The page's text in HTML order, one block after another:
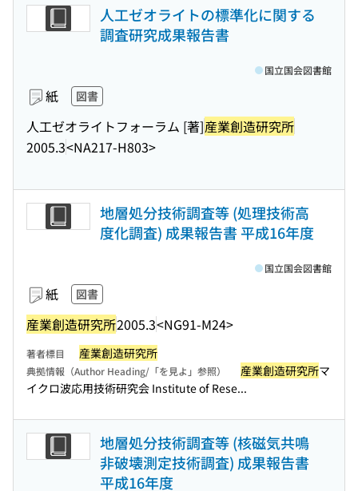
人工ゼオライトの標準化に関する
調査研究成果報告書
紙 図書
人工ゼオライトフォーラム [著]産業創造研究所
2005.3<NA217-H803>
国立国会図書館
地層処分技術調査等 (処理技術高
度化調査) 成果報告書 平成16年度
紙 図書
産業創造研究所2005.3<NG91-M24>
国立国会図書館
著者標目 産業創造研究所
典拠情報（Author Heading/「を見よ」参照） 産業創造研究所マ
イクロ波応用技術研究会 Institute of Rese...
地層処分技術調査等 (核磁気共鳴
非破壊測定技術調査) 成果報告書
平成16年度